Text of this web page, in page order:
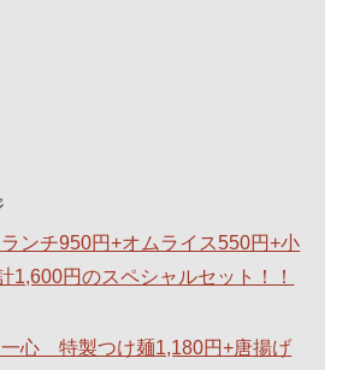
ランチ950円+オムライス550円+小
円のスペシャルセット！！
心 特製つけ麺1,180円+唐揚げ